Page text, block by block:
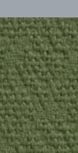
REFERENCES
FAQ